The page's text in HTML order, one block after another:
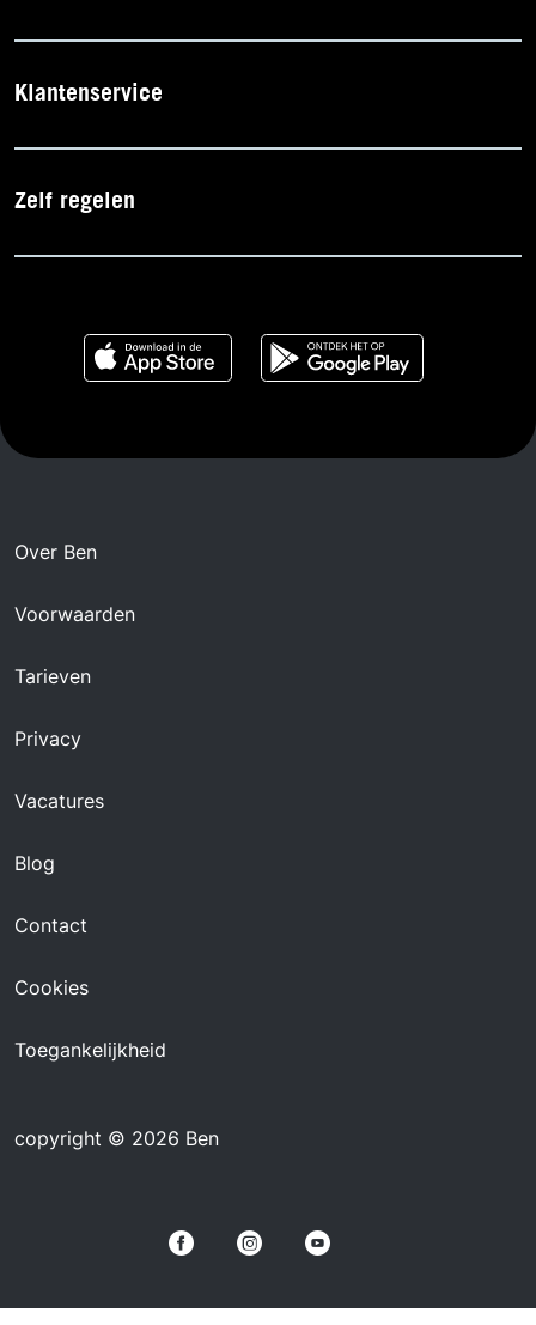
Klantenservice
Zelf regelen
Over Ben
Voorwaarden
Tarieven
Privacy
Vacatures
Blog
Contact
Cookies
Toegankelijkheid
copyright © 2026 Ben